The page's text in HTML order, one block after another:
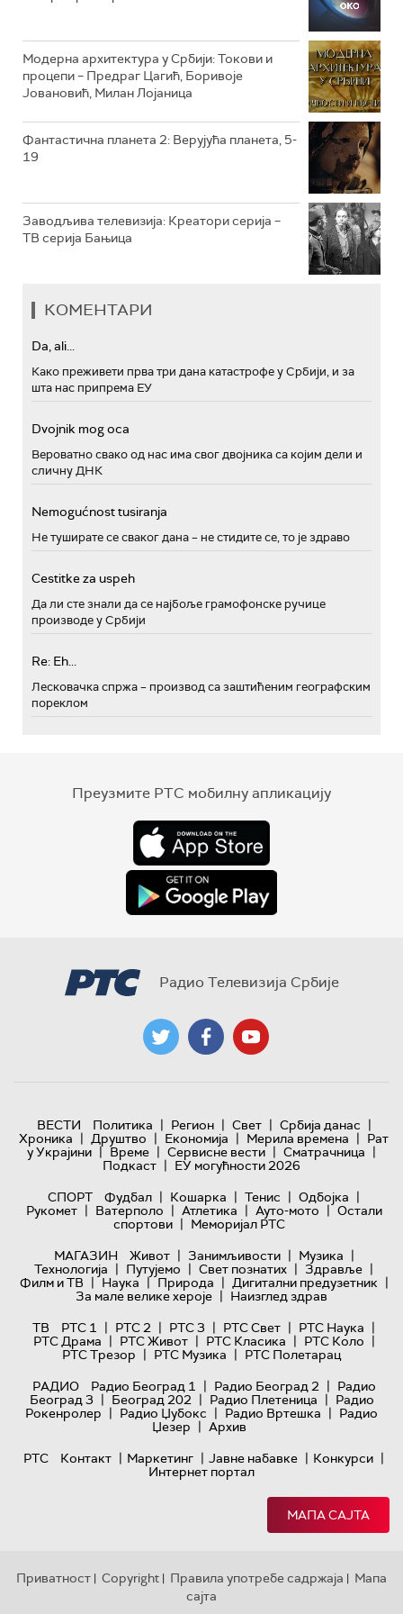
Модерна архитектура у Србији: Токови и
процепи – Предраг Цагић, Боривоје
Јовановић, Милан Лојаница
Фантастична планета 2: Верујућа планета, 5-
19
Заводљива телевизија: Креатори серија –
ТВ серија Бањица
КОМЕНТАРИ
Da, ali...
Како преживети прва три дана катастрофе у Србији, и за
шта нас припрема ЕУ
Dvojnik mog oca
Вероватно свако од нас има свог двојника са којим дели и
сличну ДНК
Nemogućnost tusiranja
Не туширате се сваког дана – не стидите се, то је здраво
Cestitke za uspeh
Да ли сте знали да се најбоље грамофонске ручице
производе у Србији
Re: Eh...
Лесковачка спржа – производ са заштићеним географским
пореклом
Преузмите РТС мобилну апликацију
Радио Телевизија Србије
ВЕСТИ Политика | Регион | Свет | Србија данас |
Хроника | Друштво | Економија | Мерила времена | Рат
у Украјини | Време | Сервисне вести | Сматрачница |
Подкаст | ЕУ могућности 2026
СПОРТ
Фудбал | Кошарка | Тенис | Одбојка |
Рукомет | Ватерполо | Атлетика | Ауто-мото | Остали
спортови | Меморијал РТС
МАГАЗИН
Живот | Занимљивости | Музика |
Технологијa | Путујемо | Свет познатих | Здравље |
Филм и ТВ | Наука | Природа | Дигитални предузетник |
За мале велике хероје | Наизглед здрав
ТВ
РТС 1 | РТС 2 | РТС 3 | РТС Свет | РТС Наука |
РТС Драма | РТС Живот | РТС Класика | РТС Коло |
РТС Трезор | РТС Музика | РТС Полетарац
РАДИО
Радио Београд 1 | Радио Београд 2 | Радио
Београд 3 | Београд 202 | Радио Плетеница | Радио
Рокенролер | Радио Џубокс | Радио Вртешка | Радио
Џезер | Архив
РТС
Контакт | Маркетинг | Јавне набавке | Конкурси |
Интернет портал
МАПА САЈТА
Приватност | Copyright | Правила употребе садржаја | Мапа
сајта